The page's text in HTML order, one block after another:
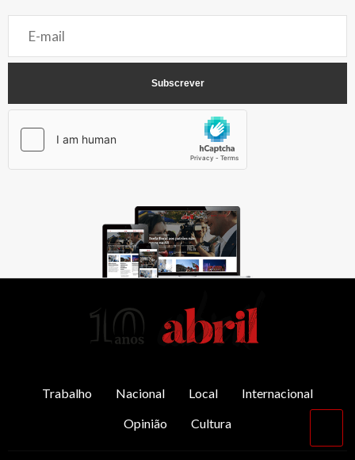
Trabalho Nacional Local
Internacional
Opinião
Cultura